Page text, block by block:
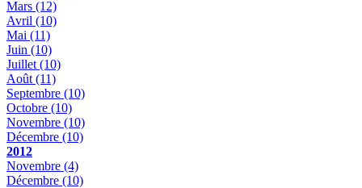
Mars (12)
Avril (10)
Mai (11)
Juin (10)
Juillet (10)
Août (11)
Septembre (10)
Octobre (10)
Novembre (10)
Décembre (10)
2012
Novembre (4)
Décembre (10)